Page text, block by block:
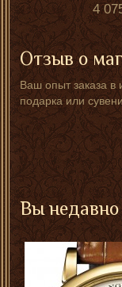
4
Отзыв о
Ваш опыт заказа в
подарка или
Вы